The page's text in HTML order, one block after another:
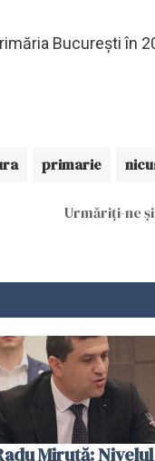
București în
primarie
Urmăriți-ne
Miruţă: Nivelul